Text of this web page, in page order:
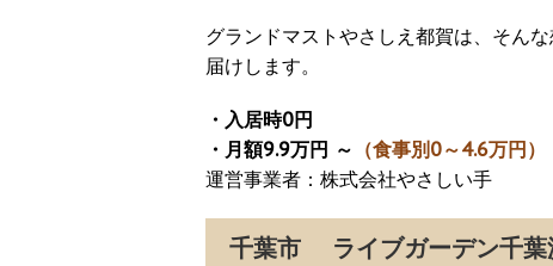
グランドマストやさしえ都賀は、そん
届けします。
・入居時0円
・月額9.9万円 ～ （食事別0～4.6万円）
運営事業者：株式会社やさしい手
千葉市 ライブガーデン千